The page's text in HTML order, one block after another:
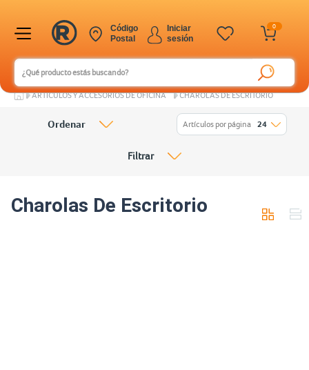
0
Iniciar
sesión
Código
Postal
ARTÍCULOS Y ACCESORIOS DE OFICINA CHAROLAS DE ESCRITORIO
Charolas De Escritorio
Ordenar Artículos por página 24
Filtrar